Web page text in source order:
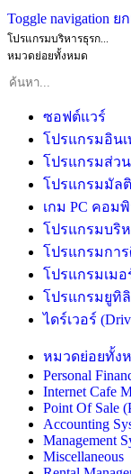
Toggle navigation ย
โปรแกรมบริหารธุรก...
หมวดย่อยทั้งหมด
ซอฟต์แวร์
โปรแกรมอินเ
โปรแกรมส่ว
โปรแกรมมัล
เกม PC คอมพิ
โปรแกรมบริ
โปรแกรมกา
โปรแกรมเมอ
โปรแกรมยูทิ
ไดร์เวอร์
หมวดย่อยทั้ง
Personal
Internet Cafe
Point Of Sale
Accounting
Management
Miscellaneous